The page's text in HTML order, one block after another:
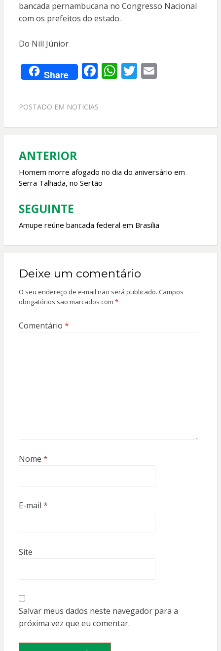
bancada pernambucana no Congresso Nacional
com os prefeitos do estado.
Do Nill Júnior
Share F
e
o
k
W
A
p
T E
POSTADO EM NOTICIAS
Navegação
de
Post
ANTERIOR
Homem morre afogado no dia do aniversário em
Serra Talhada, no Sertão
SEGUINTE
Amupe reúne bancada federal em Brasília
Deixe um comentário
O seu endereço de e-mail não será publicado. Campos
obrigatórios são marcados com *
Comentário *
Nome *
E-mail *
Site
Salvar meus dados neste navegador para a
próxima vez que eu comentar.